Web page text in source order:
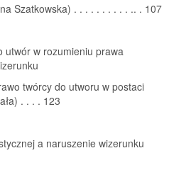
Szatkowska) . . . . . . . . . . .. . 107
utwór w rozumieniu prawa
twórcy do utworu w postaci
. . . . 123
a naruszenie wizerunku